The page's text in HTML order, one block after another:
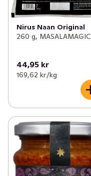
Nirus Naan Original
260 g, MASALAMAGIC
44,95 kr
169,62 kr /kg